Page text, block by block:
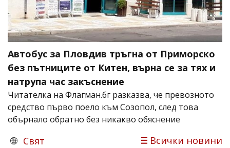
Автобус за Пловдив тръгна от Приморско
без пътниците от Китен, върна се за тях и
натрупа час закъснение
Читателка на Флагман.бг разказва, че превозното
средство първо поело към Созопол, след това
обърнало обратно без никакво обяснение
Свят Всички новини